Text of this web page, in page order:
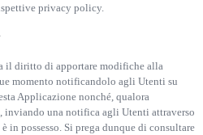
privacy policy.
il diritto di apportare modifiche alla
momento notificandolo agli Utenti su
Applicazione nonché, qualora
inviando una notifica agli Utenti attraverso
in possesso. Si prega dunque di consultare